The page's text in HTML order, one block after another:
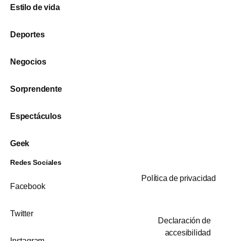
Estilo de vida
Deportes
Negocios
Sorprendente
Espectáculos
Geek
Redes Sociales
Facebook
Twitter
Política de privacidad
Declaración de
accesibilidad